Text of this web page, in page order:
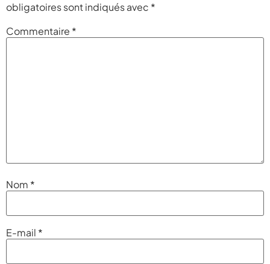
obligatoires sont indiqués avec *
Commentaire *
Nom *
E-mail *